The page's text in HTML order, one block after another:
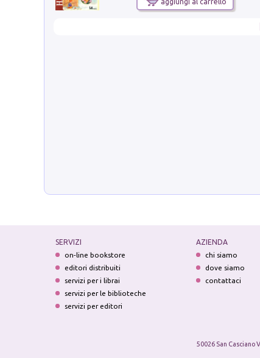
SERVIZI
on-line bookstore
editori distribuiti
servizi per i librai
servizi per le biblioteche
servizi per editori
AZIENDA
chi siamo
dove siamo
contattaci
50026 San Casciano